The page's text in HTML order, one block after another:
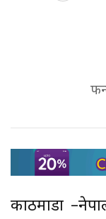
काठमाडौं